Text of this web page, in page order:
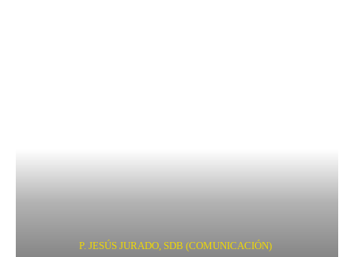
P. JESÚS JURADO, SDB (COMUNICACIÓN)